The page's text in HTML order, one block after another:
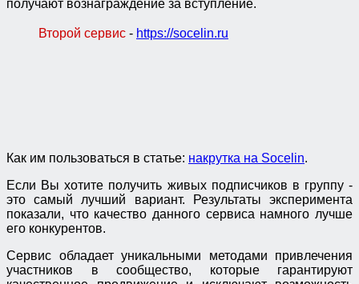
получают вознаграждение за вступление.
Второй сервис - https://socelin.ru
Как им пользоваться в статье: накрутка на Socelin.
Если Вы хотите получить живых подписчиков в группу -
это самый лучший вариант. Результаты эксперимента
показали, что качество данного сервиса намного лучше
его конкурентов.
Сервис обладает уникальными методами привлечения
участников в сообщество, которые гарантируют